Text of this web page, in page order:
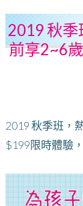
2019 秋
前享2~6
2019 秋季班，
$199限時體驗